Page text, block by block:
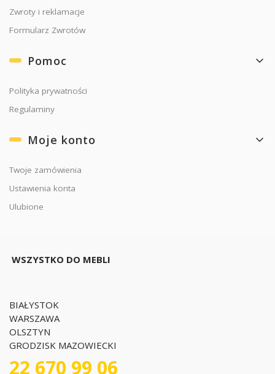
Zwroty i reklamacje
Formularz Zwrotów
Pomoc
Polityka prywatności
Regulaminy
Moje konto
Twoje zamówienia
Ustawienia konta
Ulubione
WSZYSTKO DO MEBLI
BIAŁYSTOK
WARSZAWA
OLSZTYN
GRODZISK MAZOWIECKI
22 670 99 06